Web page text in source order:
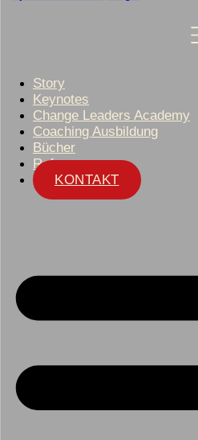
Story
Keynotes
Change Leaders Academy
Coaching Ausbildung
Bücher
Referenzen
KONTAKT